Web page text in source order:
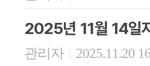
2025년 11월 14일
관리자 | 2025.11.20